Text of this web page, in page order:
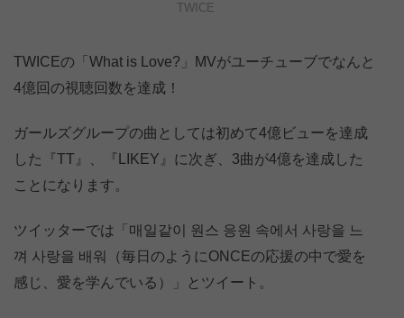
TWICE
TWICEの「What is Love?」MVがユーチューブでなんと
4億回の視聴回数を達成！
ガールズグループの曲としては初めて4億ビューを達成
した『TT』、『LIKEY』に次ぎ、3曲が4億を達成した
ことになります。
ツイッターでは「매일같이 원스 응원 속에서 사랑을 느
껴 사랑을 배워（毎日のようにONCEの応援の中で愛を
感じ、愛を学んでいる）」とツイート。